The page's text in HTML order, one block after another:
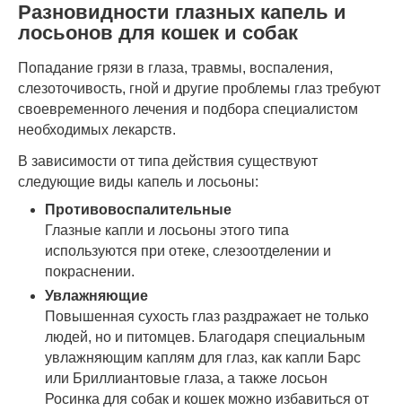
Разновидности глазных капель и
лосьонов для кошек и собак
Попадание грязи в глаза, травмы, воспаления,
слезоточивость, гной и другие проблемы глаз требуют
своевременного лечения и подбора специалистом
необходимых лекарств.
В зависимости от типа действия существуют
следующие виды капель и лосьоны:
Противовоспалительные
Глазные капли и лосьоны этого типа
используются при отеке, слезоотделении и
покраснении.
Увлажняющие
Повышенная сухость глаз раздражает не только
людей, но и питомцев. Благодаря специальным
увлажняющим каплям для глаз, как капли Барс
или Бриллиантовые глаза, а также лосьон
Росинка для собак и кошек можно избавиться от